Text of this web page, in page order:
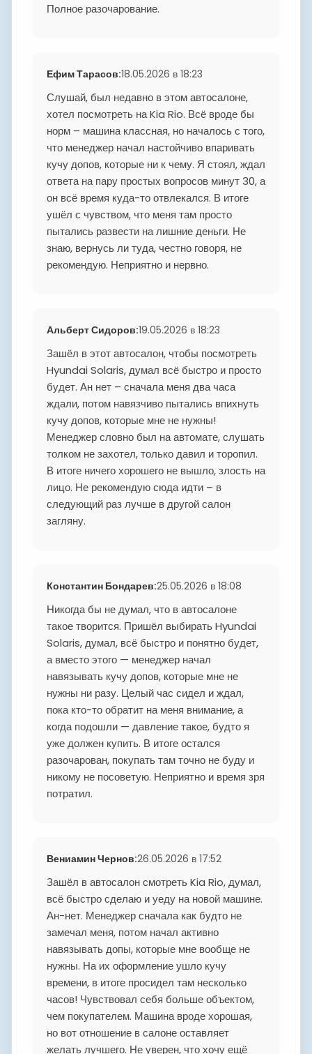
Полное разочарование.
Ефим Тарасов:18.05.2026 в 18:23
Слушай, был недавно в этом автосалоне,
хотел посмотреть на Kia Rio. Всё вроде бы
норм – машина классная, но началось с того,
что менеджер начал настойчиво впаривать
кучу допов, которые ни к чему. Я стоял, ждал
ответа на пару простых вопросов минут 30, а
он всё время куда-то отвлекался. В итоге
ушёл с чувством, что меня там просто
пытались развести на лишние деньги. Не
знаю, вернусь ли туда, честно говоря, не
рекомендую. Неприятно и нервно.
Альберт Сидоров:19.05.2026 в 18:23
Зашёл в этот автосалон, чтобы посмотреть
Hyundai Solaris, думал всё быстро и просто
будет. Ан нет – сначала меня два часа
ждали, потом навязчиво пытались впихнуть
кучу допов, которые мне не нужны!
Менеджер словно был на автомате, слушать
толком не захотел, только давил и торопил.
В итоге ничего хорошего не вышло, злость на
лицо. Не рекомендую сюда идти – в
следующий раз лучше в другой салон
загляну.
Константин Бондарев:25.05.2026 в 18:08
Никогда бы не думал, что в автосалоне
такое творится. Пришёл выбирать Hyundai
Solaris, думал, всё быстро и понятно будет,
а вместо этого — менеджер начал
навязывать кучу допов, которые мне не
нужны ни разу. Целый час сидел и ждал,
пока кто-то обратит на меня внимание, а
когда подошли — давление такое, будто я
уже должен купить. В итоге остался
разочарован, покупать там точно не буду и
никому не посоветую. Неприятно и время зря
потратил.
Вениамин Чернов:26.05.2026 в 17:52
Зашёл в автосалон смотреть Kia Rio, думал,
всё быстро сделаю и уеду на новой машине.
Ан-нет. Менеджер сначала как будто не
замечал меня, потом начал активно
навязывать допы, которые мне вообще не
нужны. На их оформление ушло кучу
времени, в итоге просидел там несколько
часов! Чувствовал себя больше объектом,
чем покупателем. Машина вроде хорошая,
но вот отношение в салоне оставляет
желать лучшего. Не уверен, что хочу ещё